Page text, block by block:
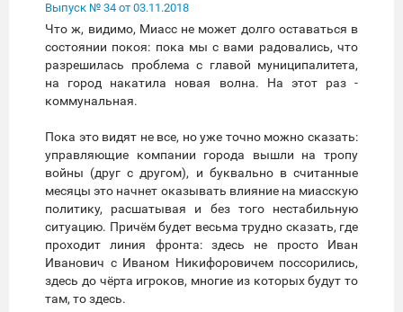
Выпуск № 34 от 03.11.2018
Что ж, видимо, Миасс не может долго оставаться в
состоянии покоя: пока мы с вами радовались, что
разрешилась проблема с главой муниципалитета,
на город накатила новая волна. На этот раз -
коммунальная.
Пока это видят не все, но уже точно можно сказать:
управляющие компании города вышли на тропу
войны (друг с другом), и буквально в считанные
месяцы это начнет оказывать влияние на миасскую
политику, расшатывая и без того нестабильную
ситуацию. Причём будет весьма трудно сказать, где
проходит линия фронта: здесь не просто Иван
Иванович с Иваном Никифоровичем поссорились,
здесь до чёрта игроков, многие из которых будут то
там, то здесь.